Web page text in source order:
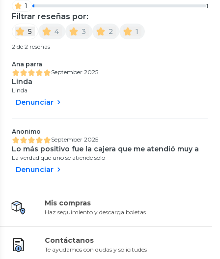
1
1
Filtrar reseñas por:
5 4 3 2 1
2 de 2 reseñas
Ana parra
September 2025
Linda
Linda
Denunciar
Anonimo
September 2025
Lo más positivo fue la cajera que me atendió muy a
La verdad que uno se atiende solo
Denunciar
Mis compras
Haz seguimiento y descarga boletas
Contáctanos
Te ayudamos con dudas y solicitudes